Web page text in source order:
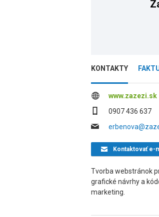
KONTAKTY
www.zazezi.sk
0907 436 637
Kontaktovaťe-
Tvorba webstránok
grafické návrhy a
marketing.